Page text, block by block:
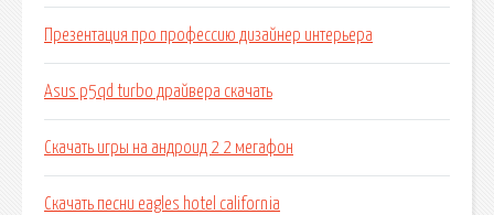
Презентация про профессию дизайнер интерьера
Asus p5qd turbo драйвера скачать
Скачать игры на андроид 2 2 мегафон
Скачать песни eagles hotel california